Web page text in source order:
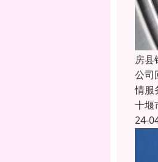
房县
公司
情服
十堰
24-